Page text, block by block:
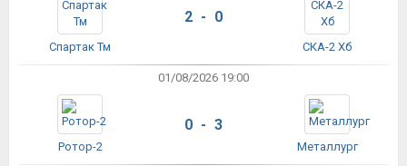
Спартак Тм
2 - 0
СКА-2 Хб
01/08/2026 19:00
Ротор-2
0 - 3
Металлург